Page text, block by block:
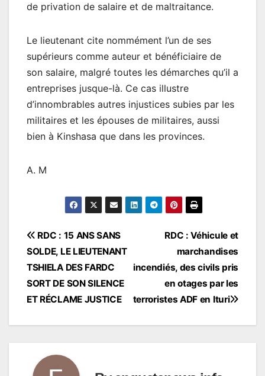
de privation de salaire et de maltraitance.
Le lieutenant cite nommément l’un de ses
supérieurs comme auteur et bénéficiaire de
son salaire, malgré toutes les démarches qu’il a
entreprises jusque-là. Ce cas illustre
d’innombrables autres injustices subies par les
militaires et les épouses de militaires, aussi
bien à Kinshasa que dans les provinces.
A. M
Navigation
de
l’article
RDC : Véhicule et
marchandises
incendiés, des civils pris
en otages par les
terroristes ADF en Ituri
RDC : 15 ANS SANS
SOLDE, LE LIEUTENANT
TSHIELA DES FARDC
SORT DE SON SILENCE
ET RÉCLAME JUSTICE